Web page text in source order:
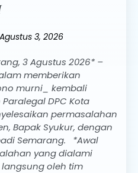
Agustus 3, 2026
3 Agustus 2026* –
memberikan
murni_ kembali
DPC Kota
permasalahan
Bapak Syukur, dengan
Semarang. *Awal
yang dialami
oleh tim